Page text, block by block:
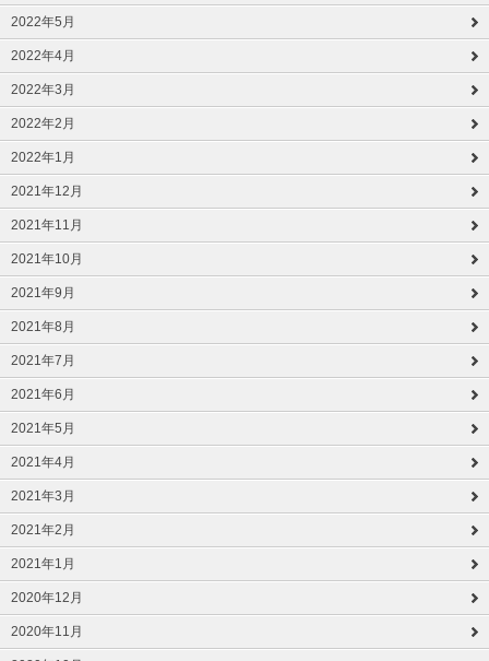
2022年5月
2022年4月
2022年3月
2022年2月
2022年1月
2021年12月
2021年11月
2021年10月
2021年9月
2021年8月
2021年7月
2021年6月
2021年5月
2021年4月
2021年3月
2021年2月
2021年1月
2020年12月
2020年11月